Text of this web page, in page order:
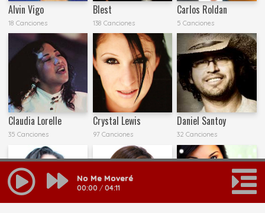
Alvin Vigo
18 Canciones
Blest
138 Canciones
Carlos Roldan
5 Canciones
Claudia Lorelle
35 Canciones
Crystal Lewis
97 Canciones
Daniel Santoy
32 Canciones
No Me Moveré
00:00 / 04:11